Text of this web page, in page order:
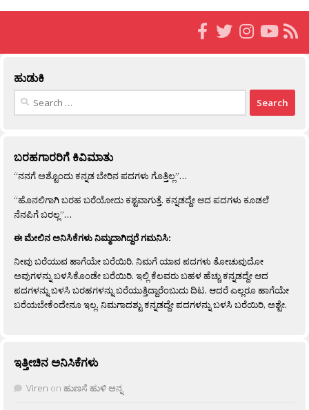
ಹುಡುಕಿ
Search
ಬರಹಗಾರರಿಗೆ ಕಿವಿಮಾತು
“ನನಗೆ ಅಶ್ಟೊಂದು ಕನ್ನಡ ಬೇರಿನ ಪದಗಳು ಗೊತ್ತಿಲ್ಲ”…
“ಹೊನಲಿಗಾಗಿ ಬರಹ ಬರೆಯೋದು ಕಶ್ಟವಾಗುತ್ತೆ. ಕನ್ನಡದ್ದೇ ಆದ ಪದಗಳು ಕೂಡಲೆ
ನೆನಪಿಗೆ ಬರಲ್ಲ”…
ಈ ಮೇಲಿನ ಅನಿಸಿಕೆಗಳು ನಿಮ್ಮದಾಗಿದ್ದರೆ ಗಮನಿಸಿ:
ನೀವು ಬರೆಯುವ ಹಾಗೆಯೇ ಬರೆಯಿರಿ. ನಿಮಗೆ ಯಾವ ಪದಗಳು ತೋಚುವುದೋ
ಅವುಗಳನ್ನು ಬಳಸಿಕೊಂಡೇ ಬರೆಯಿರಿ. ಇಲ್ಲಿ ಕೆಲವರು ಬಹಳ ಹೆಚ್ಚು ಕನ್ನಡದ್ದೇ ಆದ
ಪದಗಳನ್ನು ಬಳಸಿ ಬರಹಗಳನ್ನು ಬರೆಯುತ್ತಿದ್ದಾರೆಂಬುದು ದಿಟ. ಆದರೆ ಎಲ್ಲರೂ ಹಾಗೆಯೇ
ಬರೆಯಬೇಕೆಂದೇನೂ ಇಲ್ಲ. ನಿಮಗಾದಶ್ಟು ಕನ್ನಡದ್ದೇ ಪದಗಳನ್ನು ಬಳಸಿ ಬರೆಯಿರಿ, ಅಶ್ಟೇ.
ಇತ್ತೀಚಿನ ಅನಿಸಿಕೆಗಳು
Viren on ಹುಣಸೆ ಹುಳಿ ಅನ್ನ